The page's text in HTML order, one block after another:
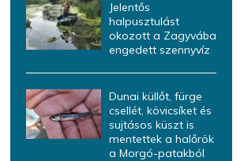
Jelentős
halpusztulást
okozott a Zagyvába
engedett szennyvíz
Dunai küllőt, fürge
csellét, kövicsíket és
sujtásos küszt is
mentettek a halőrök
a Morgó-patakból